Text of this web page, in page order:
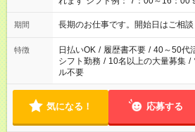
18：00 11：00～20：00 など ※Wワークの場合、他のお仕事と
合わせ週40時間超の就業はご案内
派遣法（日雇い派遣の原則禁止）
業はご案内が難しい場合があります
期間 長期のお仕事です。開始日はご相
特徴 日払いOK / 履歴書不要 / 40～50代
シフト勤務 / 10名以上の大量募集 /
ル不要
気になる！ 応募する